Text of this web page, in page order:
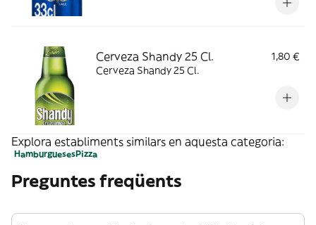
Cerveza Shandy 25 Cl.
1,80 €
Cerveza Shandy 25 Cl.
Explora establiments similars en aquesta categoria:
HamburguesesPizza
Preguntes freqüents